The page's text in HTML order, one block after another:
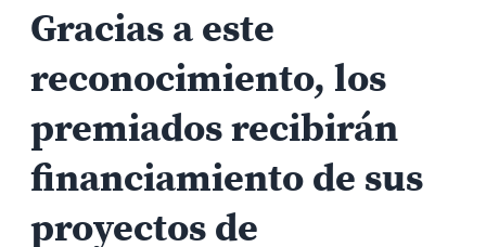
Gracias a este
reconocimiento, los
premiados recibirán
financiamiento de sus
proyectos de